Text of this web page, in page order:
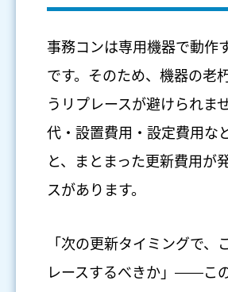
事務コンは専用機器で動作
です。そのため、機器の老
うリプレースが避けられま
代・設置費用・設定費用な
と、まとまった更新費用が
スがあります。
「次の更新タイミングで、
レースするべきか」——こ